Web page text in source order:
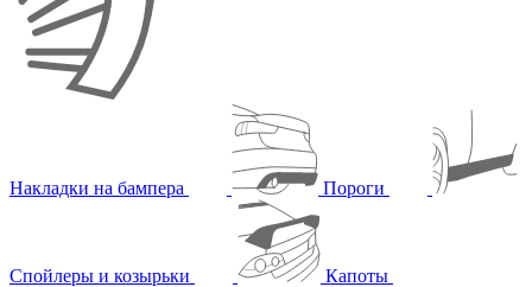
Накладки на бампера Пороги
Спойлеры и козырьки Капоты